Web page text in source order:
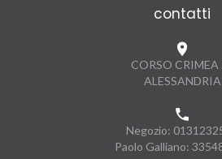
contatti
CORSO CRIMEA
ALESSANDRIA
Negozio:
Paolo Galliano: